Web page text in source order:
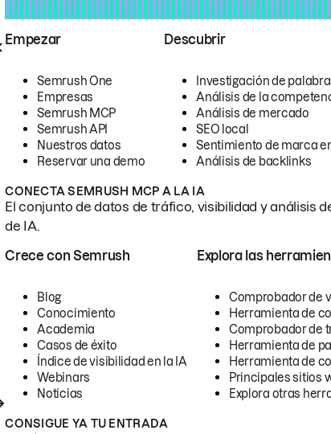
Empezar
Semrush One
Empresas
Semrush MCP
Semrush API
Nuestros datos
Reservar una demo
Descubrir
Investigación de
Análisis de la
Análisis de mercado
SEO local
Sentimiento de marca
Análisis de backlinks
CONECTA SEMRUSH MCP A LA IA
El conjunto de datos de tráfico, visibilidad y análisis
de IA.
Crece con Semrush
Blog
Conocimiento
Academia
Casos de éxito
Índice de visibilidad en la IA
Webinars
Noticias
Explora las
Comprobador de
Herramienta de
Comprobador de
Herramienta de
Herramienta de
Principales sitios
Explora otras
CONSIGUE YA TU ENTRADA